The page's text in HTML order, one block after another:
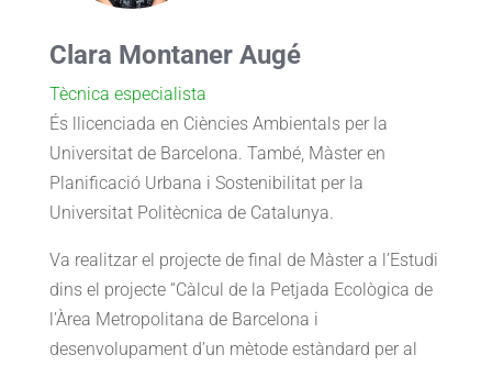
Clara Montaner Augé
Tècnica especialista
És llicenciada en Ciències Ambientals per la
Universitat de Barcelona. També, Màster en
Planificació Urbana i Sostenibilitat per la
Universitat Politècnica de Catalunya.
Va realitzar el projecte de final de Màster a l’Estudi
dins el projecte “Càlcul de la Petjada Ecològica de
l’Àrea Metropolitana de Barcelona i
desenvolupament d’un mètode estàndard per al